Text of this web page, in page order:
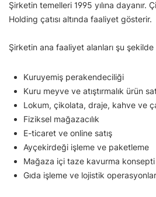
Şirketin temelleri 1995 yılına dayanır.
Holding çatısı altında faaliyet gösterir.
Şirketin ana faaliyet alanları şu
Kuruyemiş perakendeciliği
Kuru meyve ve atıştırmalık ürün
Lokum, çikolata, draje, kahve ve
Fiziksel mağazacılık
E-ticaret ve online satış
Ayçekirdeği işleme ve paketleme
Mağaza içi taze kavurma konsepti
Gıda işleme ve lojistik